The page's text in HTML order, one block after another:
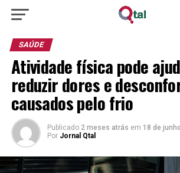
SAÚDE
Atividade física pode
reduzir dores e
causados pelo frio
Publicado 2 meses atrás em 18 de
Por Jornal Qtal